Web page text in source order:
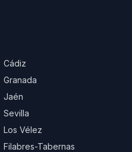
Cádiz
Granada
Jaén
Sevilla
Los Vélez
Filabres-Tabernas